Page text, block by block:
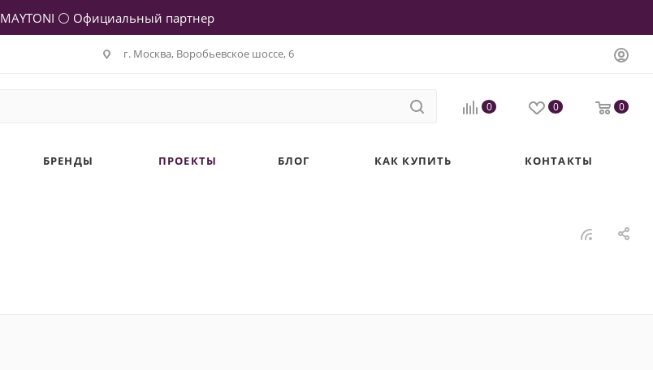
MAYTONI ⚪ Официальный партнер
г. Москва, Воробьевское шоссе, 6
0 0 0
БРЕНДЫ ПРОЕКТЫ БЛОГ КАК КУПИТЬ КОНТАКТЫ